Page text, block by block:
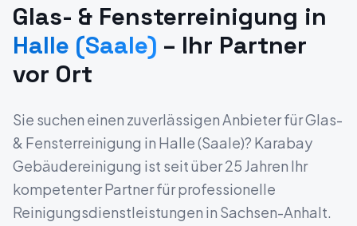
Glas- & Fensterreinigung in
Halle (Saale) – Ihr Partner
vor Ort
Sie suchen einen zuverlässigen Anbieter fürGlas-
& Fensterreinigung in Halle (Saale)? Karabay
Gebäudereinigung ist seit über 25 Jahren Ihr
kompetenter Partner für professionelle
Reinigungsdienstleistungen in Sachsen-Anhalt.